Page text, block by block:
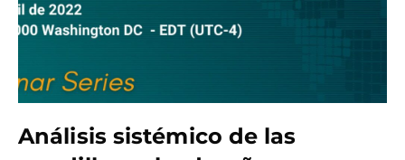
Análisis sistémico de las